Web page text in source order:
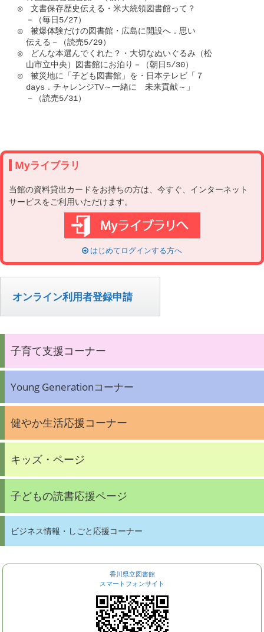
◎　文書保存歴史伝える・米大統領図書館って？
－（毎日5/27）
◎　被爆体験だけの図書館・広島に開設へ．思い
伝える－（読売5/29）
◎　どんな本選んでくれた？・大切なぬいぐるみ（松
山市立中央）図書館にお泊り－（朝日5/30）
◎　被災地に「子ども図書館」を・日本テレビ「７
days．チャレンジTV～一緒に　未来貢献～」
－（読売5/31）
Myライブラリ
当館の資料貸出カードをお持ちの方は、今すぐ、インターネット
サービスをご利用いただけます。
はじめてログインする方へ
オンライン利用者登録申請
子育て支援コーナー
Young Generationコーナー
健やか生活応援コーナー
キッズ・ページ
子どもの読書応援ページ
ビジネス情報・しごと応援コーナー
香川県立図書館
スマートフォンサイト